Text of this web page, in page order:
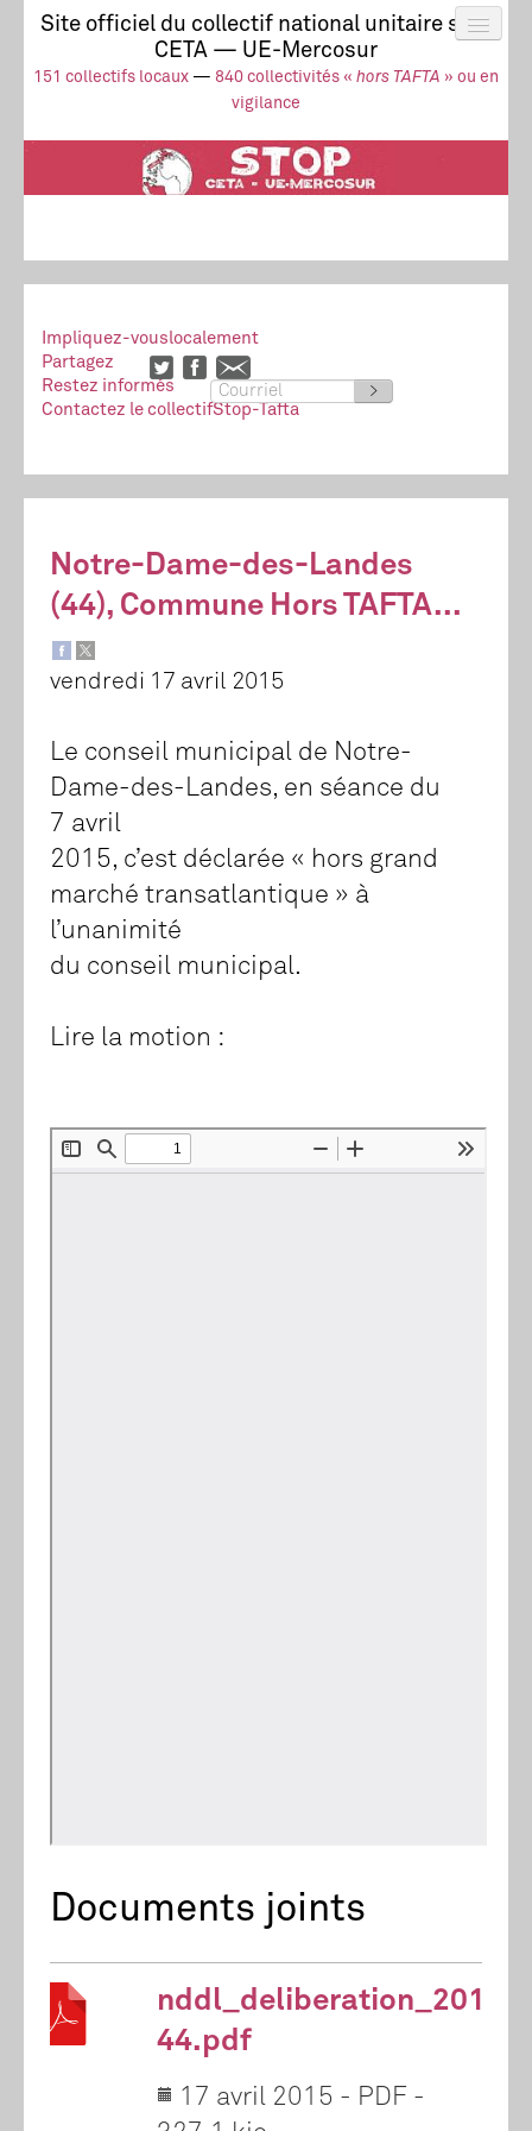
Site officiel du collectif national unitaire stop
CETA — UE-Mercosur
151 collectifs locaux — 840 collectivités « hors TAFTA » ou en
vigilance
Actus
UE-Mercosur
Stop à l’impunité !
TAFTA
CETA
Collectif
Impliquez-vouslocalement
Partagez
Restez informés
>
Contactez le collectifStop-Tafta
Notre-Dame-des-Landes
(44), Commune Hors TAFTA...
vendredi 17 avril 2015
Le conseil municipal de Notre-
Dame-des-Landes, en séance du
7 avril
2015, c’est déclarée « hors grand
marché transatlantique » à
l’unanimité
du conseil municipal.
Lire la motion :
Documents joints
nddl_deliberation_2015-
44.pdf
17 avril 2015 - PDF -